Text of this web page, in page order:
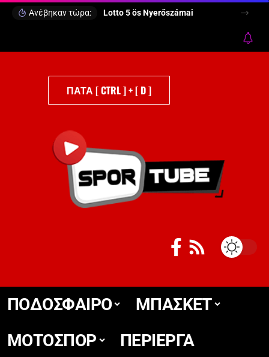
Ανέβηκαν τώρα: Lotto 5 ös Nyerőszámai
ΠΑΤΑ [ CTRL ] + [ D ]
ΠΟΔΟΣΦΑΙΡΟ
ΜΠΑΣΚΕΤ
ΜΟΤΟΣΠΟΡ
ΠΕΡΙΕΡΓΑ